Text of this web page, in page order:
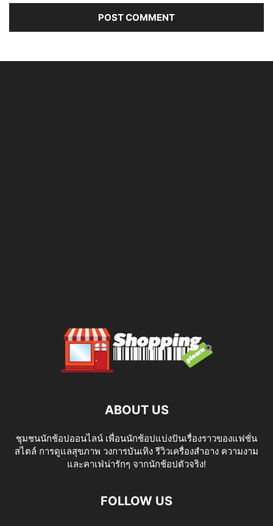
ABOUT US
ชุมชนนักช้อปออนไลน์ เพื่อนนักช้อปแบ่งปันเรื่องราวของแฟชั่น
สไตล์ การดูแลสุขภาพ วงการบันเทิง รีวิวเครื่องสำอาง ความงาม
และคาเฟ่น่ารักๆ จากนักช้อปตัวจริง!
FOLLOW US